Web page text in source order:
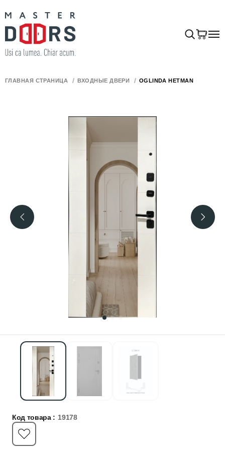
ГЛАВНАЯ СТРАНИЦА ВХОДНЫЕ ДВЕРИ OGLINDA HETMAN
Код товара : 19178